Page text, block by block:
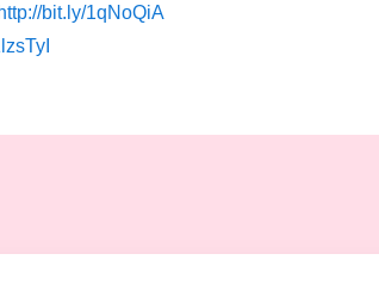
http://bit.ly/1qNoQiA